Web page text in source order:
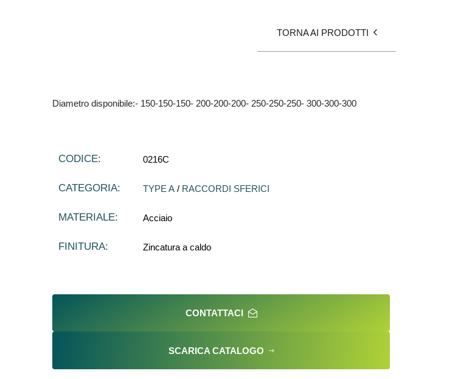
TORNA AI PRODOTTI
Diametro disponibile:- 150-150-150- 200-200-200- 250-250-250- 300-300-300
CODICE: 0216C
CATEGORIA: TYPE A/ RACCORDI SFERICI
MATERIALE: Acciaio
FINITURA: Zincatura a caldo
CONTATTACI
SCARICA CATALOGO